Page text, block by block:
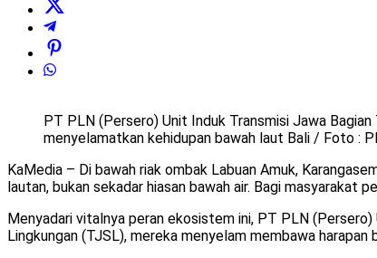
PT PLN (Persero) Unit Induk Transmisi Jawa
menyelamatkan kehidupan bawah laut Bali / Foto :
KaMedia – Di bawah riak ombak Labuan Amuk,
lautan, bukan sekadar hiasan bawah air. Bagi masyarakat
Menyadari vitalnya peran ekosistem ini, PT PLN
Lingkungan (TJSL), mereka menyelam membawa